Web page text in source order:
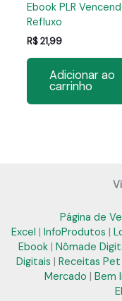
Ebook PLR
Refluxo
R$21,99
Adicionar ao
carrinho
Página de
Excel | InfoProdutos |
Ebook | Nômade
Digitais | Receitas Pet
Mercado | Bem